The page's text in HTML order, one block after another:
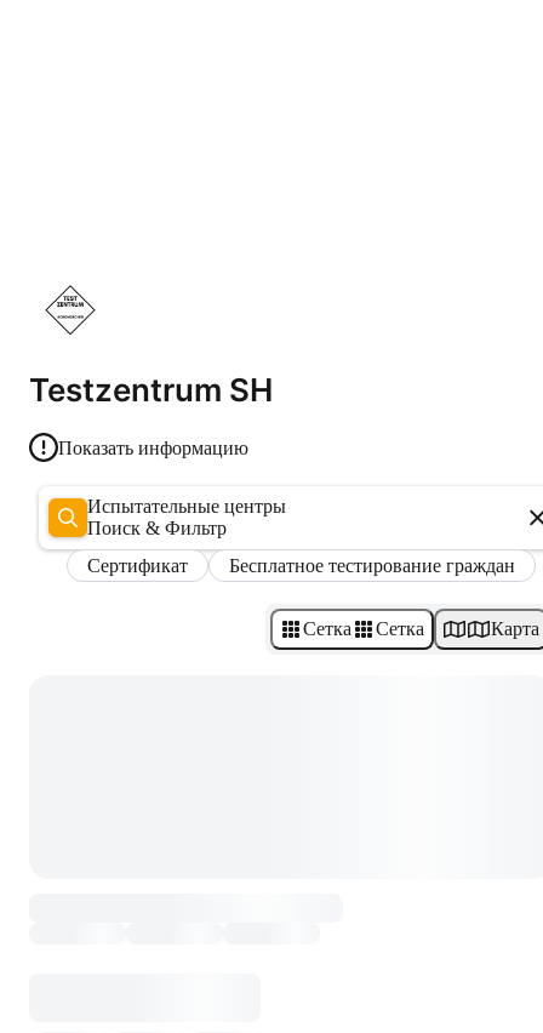
Testzentrum SH
Показать информацию
Испытательные центры
Поиск & Фильтр
Сертификат
Бесплатное тестирование граждан
Сетка Сетка Карта